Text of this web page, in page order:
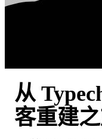
从
客重建